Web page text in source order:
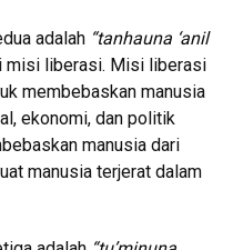
adalah “tanhauna ‘anil
misi liberasi. Misi liberasi
membebaskan manusia
ekonomi, dan politik
manusia dari
manusia terjerat dalam